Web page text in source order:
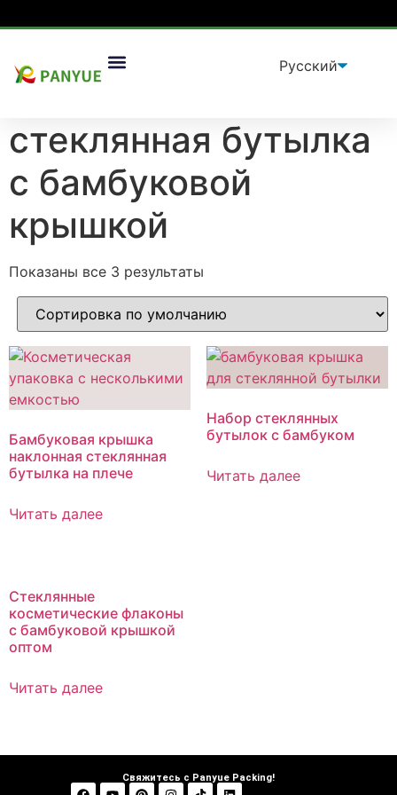
Дом /продукт/ Товары с меткой «стеклянная
стеклянная бутылка
с бамбуковой
крышкой
Показаны все 3 результаты
Бамбуковая крышка
наклонная стеклянная
бутылка на плече
Читать далее
Набор стеклянных
бутылок с бамбуком
Читать далее
Стеклянные
косметические флаконы
с бамбуковой крышкой
оптом
Читать далее
Свяжитесь с Panyue Packing!